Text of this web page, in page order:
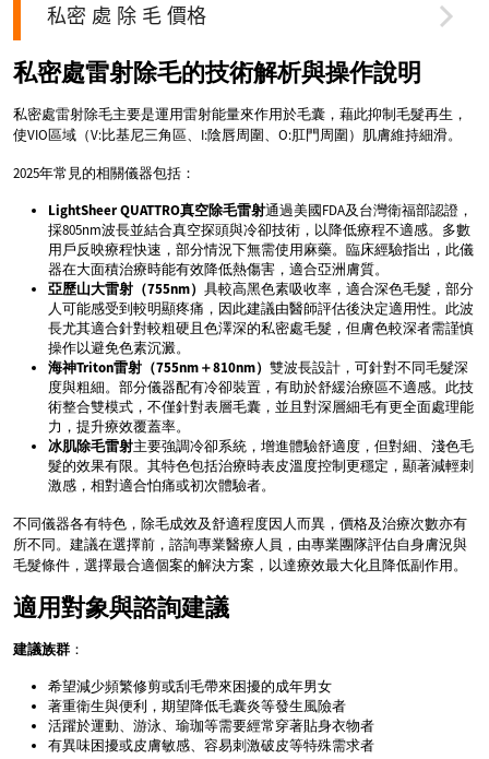
私密處雷射除毛的技術解析與操作說明
私密處雷射除毛主要是運用雷射能量來作用於毛囊，藉此抑制毛髮再生，
使VIO區域（V:比基尼三角區、I:陰唇周圍、O:肛門周圍）肌膚維持細滑。
2025年常見的相關儀器包括：
LightSheer QUATTRO真空除毛雷射通過美國FDA及台灣衛福部認證，
採805nm波長並結合真空探頭與冷卻技術，以降低療程不適感。多數
用戶反映療程快速，部分情況下無需使用麻藥。臨床經驗指出，此儀
器在大面積治療時能有效降低熱傷害，適合亞洲膚質。
亞歷山大雷射（755nm） 具較高黑色素吸收率，適合深色毛髮，部分
人可能感受到較明顯疼痛，因此建議由醫師評估後決定適用性。此波
長尤其適合針對較粗硬且色澤深的私密處毛髮，但膚色較深者需謹慎
操作以避免色素沉澱。
海神Triton雷射（755nm＋810nm） 雙波長設計，可針對不同毛髮深
度與粗細。部分儀器配有冷卻裝置，有助於舒緩治療區不適感。此技
術整合雙模式，不僅針對表層毛囊，並且對深層細毛有更全面處理能
力，提升療效覆蓋率。
冰肌除毛雷射主要強調冷卻系統，增進體驗舒適度，但對細、淺色毛
髮的效果有限。其特色包括治療時表皮溫度控制更穩定，顯著減輕刺
激感，相對適合怕痛或初次體驗者。
不同儀器各有特色，除毛成效及舒適程度因人而異，價格及治療次數亦有
所不同。建議在選擇前，諮詢專業醫療人員，由專業團隊評估自身膚況與
毛髮條件，選擇最合適個案的解決方案，以達療效最大化且降低副作用。
適用對象與諮詢建議
建議族群 ：
希望減少頻繁修剪或刮毛帶來困擾的成年男女
著重衛生與便利，期望降低毛囊炎等發生風險者
活躍於運動、游泳、瑜珈等需要經常穿著貼身衣物者
有異味困擾或皮膚敏感、容易刺激破皮等特殊需求者